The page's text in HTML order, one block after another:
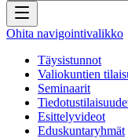
Ohita navigointivalikko
Täysistunnot
Valiokuntien
Seminaarit
Esittelyvideot
Eduskuntaryhmät